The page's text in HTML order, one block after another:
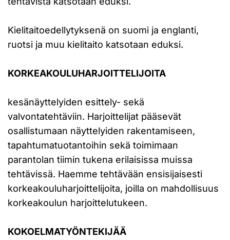
Kielitaitoedellytyksenä on suomi ja englanti,
ruotsi ja muu kielitaito katsotaan eduksi.
KORKEAKOULUHARJOITTELIJOITA
kesänäyttelyiden esittely- sekä
valvontatehtäviin. Harjoittelijat pääsevät
osallistumaan näyttelyiden rakentamiseen,
tapahtumatuotantoihin sekä toimimaan
parantolan tiimin tukena erilaisissa muissa
tehtävissä. Haemme tehtävään ensisijaisesti
korkeakouluharjoittelijoita, joilla on mahdollisuus
korkeakoulun harjoittelutukeen.
KOKOELMATYÖNTEKIJÄÄ